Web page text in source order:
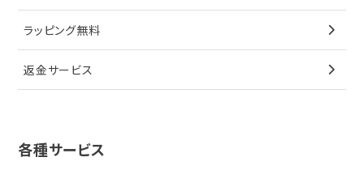
ブローチ
その他
ノーブランドジュエリーをすべて見る
ペンダントトップ
ブローチ
その他
ティファニー
シューズ
香水
シャネル
タグホイヤー
カルティエ
セイコー
メンズ時計
ウノアエレ
4℃
グッチ
リボン
花
十字架
ラッピング無料
返金サービス
各種サービス